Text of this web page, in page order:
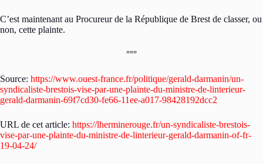
C’est maintenant au Procureur de la République de Brest de classer, ou
non, cette plainte.
°°°
Source: https://www.ouest-france.fr/politique/gerald-darmanin/un-
syndicaliste-brestois-vise-par-une-plainte-du-ministre-de-linterieur-
gerald-darmanin-69f7cd30-fe66-11ee-a017-98428192dcc2
URL de cet article: https://lherminerouge.fr/un-syndicaliste-brestois-
vise-par-une-plainte-du-ministre-de-linterieur-gerald-darmanin-of-fr-
19-04-24/